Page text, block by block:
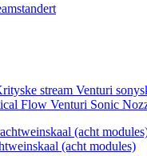
Flow Venturi Sonic
(acht modules)